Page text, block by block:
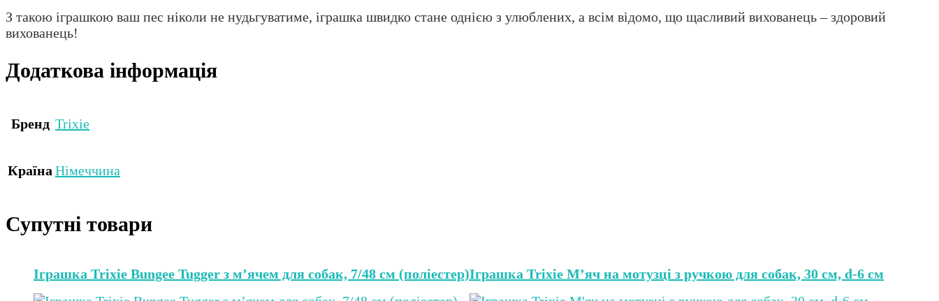
З такою іграшкою ваш пес ніколи не нудьгуватиме, іграшка швидко стане однією з улюблених, а всім відомо, що щасливий вихованець – здоровий
вихованець!
Додаткова інформація
Бренд Trixie
Країна Німеччина
Супутні товари
Іграшка Trixie Bungee Tugger з м’ячем для собак, 7/48 см (поліестер)Іграшка Trixie М’яч на мотузці з ручкою для собак, 30 см, d-6 см